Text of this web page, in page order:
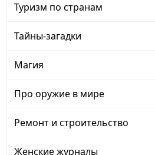
Туризм по странам
Тайны-загадки
Магия
Про оружие в мире
Ремонт и строительство
Женские журналы